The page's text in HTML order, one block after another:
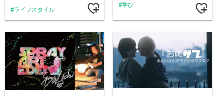
ライフスタイル
学び